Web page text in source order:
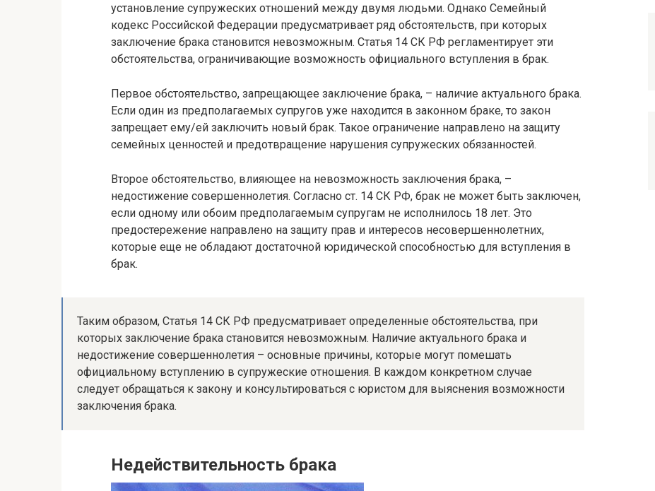
установление супружеских отношений между двумя людьми. Однако Семейный
кодекс Российской Федерации предусматривает ряд обстоятельств, при которых
заключение брака становится невозможным. Статья 14 СК РФ регламентирует эти
обстоятельства, ограничивающие возможность официального вступления в брак.
Первое обстоятельство, запрещающее заключение брака, – наличие актуального брака.
Если один из предполагаемых супругов уже находится в законном браке, то закон
запрещает ему/ей заключить новый брак. Такое ограничение направлено на защиту
семейных ценностей и предотвращение нарушения супружеских обязанностей.
Второе обстоятельство, влияющее на невозможность заключения брака, –
недостижение совершеннолетия. Согласно ст. 14 СК РФ, брак не может быть заключен,
если одному или обоим предполагаемым супругам не исполнилось 18 лет. Это
предостережение направлено на защиту прав и интересов несовершеннолетних,
которые еще не обладают достаточной юридической способностью для вступления в
брак.
Таким образом, Статья 14 СК РФ предусматривает определенные обстоятельства, при
которых заключение брака становится невозможным. Наличие актуального брака и
недостижение совершеннолетия – основные причины, которые могут помешать
официальному вступлению в супружеские отношения. В каждом конкретном случае
следует обращаться к закону и консультироваться с юристом для выяснения возможности
заключения брака.
Недействительность брака